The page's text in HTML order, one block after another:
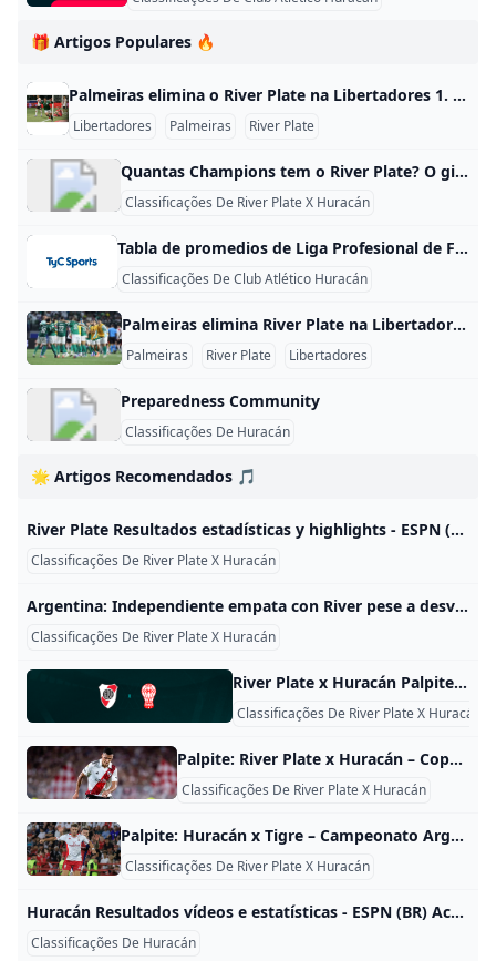
🎁 Artigos Populares 🔥
Palmeiras elimina o River Plate na Libertadores 1. Palmeiras foi o classificado O Palmeiras foi quem avançou na Libertadores ao eliminar o River Plate nas quartas de final. No jogo de ida, em Buenos Aires, o time brasileiro venceu por 2 a 1, e no jogo de volta, no Allianz Parque, confirmou a vaga com vitória por 3 a 1, fechando o placar agregado em 5 a 2. 2. Como foi a classificação A classificação aconteceu em dois jogos, como manda o mata-mata da Libertadores.
Libertadores Palmeiras River Plate
Quantas Champions tem o River Plate? O gigante clube argentino precisa evitar a derrota no próximo jogo da fase de grupos da CONMEBOL Libertadores, contra o Libertad (Paraguai), para garantir sua vaga no Mundial de Clubes FIFA 25.May 7, 2024
Classificações De River Plate X Huracán
Tabla de promedios de Liga Profesional de Fútbol de Argentina - TyC Sports Conocé cómo viene la tabla de promedios de la Liga Profesional de Fútbol de Argentina - TyC Sports Estadísticas Reels Fútbol de ArgentinaFútbol de EuropaFútbol de AméricaBásquet # Estadísticas Estadísticas - Liga Profesional de Fútbol de Argentina - Promedios Pos Equipo PJ PTS Promedio 1 River Plate | 114 | 214 | 1.877 | | 2 | | Racing Club | 114 | 192 | 1.684 | | 3 | |
Classificações De Club Atlético Huracán
Palmeiras elimina River Plate na Libertadores O Palmeiras se classificou na Libertadores depois de vencer o River Plate por 3 a 1 no Allianz Parque, e esse resultado confirmou a vaga do time brasileiro na semifinal do torneio. No jogo de ida, o Palmeiras já tinha levado vantagem ao vencer em Buenos Aires, o que deixou a equipe em posição confortável para fechar a classificação em casa. O River Plate até conseguiu assustar no começo da partida decisiva, mas o Palmeiras reagiu, virou o placar e controlou o confronto até o fim.
Palmeiras River Plate Libertadores
Preparedness Community
Classificações De Huracán
🌟 Artigos Recomendados 🎵
River Plate Resultados estadísticas y highlights - ESPN (CO) Visita ESPN (CO) y disfruta de resultados en vivo, highlights y las últimas noticias de River Plate. Conoce la tabla de posiciones y el calendario completo de la temporada 2024. Seguir 6-8-4 8° en Liga Profesional de Argentina SOCCER El mediocampista ofensivo fue una de las figuras de la primera etapa de Gallardo en el Millonario, uno de los “héroes de Madrid”, pero luego se fue a Brasil y le tocó volver al Monumental con la camiseta del Galo por la Copa, la misma que ahora lo pondrá enfrente de su exclub brasileño.
Classificações De River Plate X Huracán
Argentina: Independiente empata con River pese a desventaja numérica Con un hombre menos desde los 11 minutos, Independiente rescató el domingo un empate 0-0 ante el visitante River Plate por la decimotercera fecha de la liga de Argentina. PorHERNÁN ÁLVAREZAssociated PressSep. 1, 2024 8:36 PM PT Share Share viaClose extra sharing options- Facebook X Email Copy Link URLCopied! Print Con un hombre menos desde los 11 minutos, Independiente rescató el domingo un empate 0-0 ante el visitante River Plate por la decimotercera fecha de la liga de Argentina.
Classificações De River Plate X Huracán
River Plate x Huracán Palpites - Saiba Onde Assistir Horário e Escalações 10/08 Confira tudo sobre River Plate x Huracán hoje 10/08! Veja o nosso palpite, saiba o horário e onde assistir ao vivo. As equipes se enfrentaram em 58 oportunidades. A vantagem fica com o River Plate, que venceu 31 jogos, enquanto o Huracán venceu 12. Além disso, as equipes empataram em 15 partidas. O último encontro entre as equipes aconteceu em 2024, pela Copa da Liga Argentina, quando o Huracán venceu por 1 a 0.
Classificações De River Plate X Huracán
Palpite: River Plate x Huracán – Copa da Liga Profissional – 3/11/2023 River Plate e Huracán se enfrentam nesta noite de sexta-feira (3) às 21h (horário de Brasília) e o palco do duelo será o estádio Monumental de Núñez. El River Plate vence a partida O momento do Huracán é muito ruim, mesmo que esteja na terceira colocação da classificação do grupo A. El globo ganhou somente um dos últimos seis jogos. Em oposição, o River Plate está disparado na liderança e não sabe o que é ser derrotado há sete confrontos.
Classificações De River Plate X Huracán
Palpite: Huracán x Tigre – Campeonato Argentino – 01/09/2024 Palpite Huracán x Tigre pelo Campeonato Argentino - Odds e prognósticos! Análise completa do jogo, estatísticas e melhores apostas. Huracán vence Mesmo que o Tigre venha de sua performance mais surpreendente do ano, ainda tem pífias atuações como visitante. Já o Huracán, continua vivendo grande fase e não deve desperdiçar a oportunidade de terminar no topo da tabela. Dessa forma, o palpite de vitória do Huracán diante do Tigre, é a indicação no mercado resultado final para este confronto, que é válido pela décima terceira rodada do Campeonato Argentino em sua temporada 2024.
Classificações De River Plate X Huracán
Huracán Resultados vídeos e estatísticas - ESPN (BR) Acesse ESPN (BR) para resultados ao vivo, vídeos e notícias do Huracán. Encontre a classificação e o cronograma completo da temporada de 2024. Seguir 9-7-2 2° no Liga Profissional da Argentina Argentina avançou com projeto inovador que permitirá aos torcedores fazerem investimentos diretos em jogadores para seus clubes- 16d ESPN.com.br Liga Profissional da Argentina 4Partidas17Assistências02Partidas16Assistências02Partidas16Assistências2 Liga Profissional da Argentina
Classificações De Huracán